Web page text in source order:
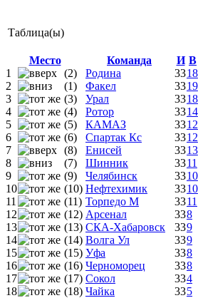
Таблица(ы)
Место Команда И В
1
(2) Родина 3318
2
(1) Факел 3319
3
(3) Урал 3318
4
(4) Ротор 3314
5
(5) КАМАЗ 3312
6
(6) Спартак Кс 3312
7
(8) Енисей 3313
8
(7) Шинник 3311
9
(9) Челябинск 3310
10
(10) Нефтехимик 3310
11
(11) Торпедо М 3311
12
(12) Арсенал 338
13
(13) СКА-Хабаровск 339
14
(14) Волга Ул 339
15
(15) Уфа 338
16
(16) Черноморец 338
17
(17) Сокол 334
18
(18) Чайка 335